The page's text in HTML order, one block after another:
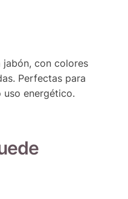
con colores
Perfectas para
energético.